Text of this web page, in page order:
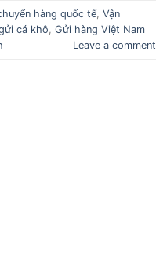
hàng quốc tế, Vận
cá khô Gửi hàng Việt Nam
Leave a comment